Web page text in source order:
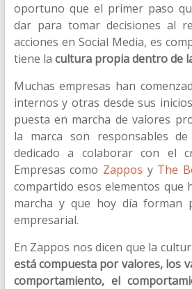
oportuno que el primer paso
dar para tomar decisiones al
acciones en Social Media, es
tiene la cultura propia dentro de
Muchas empresas han
internos y otras desde sus
puesta en marcha de valores
la marca son responsables
dedicado a colaborar con el
Empresas como Zappos y The
compartido esos elementos que
marcha y que hoy día forman
empresarial.
En Zappos nos dicen que la
está compuesta por valores, los
comportamiento, el